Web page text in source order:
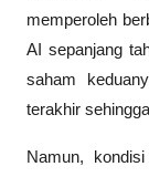
memperoleh
AI sepanjang
saham
terakhir
Namun,